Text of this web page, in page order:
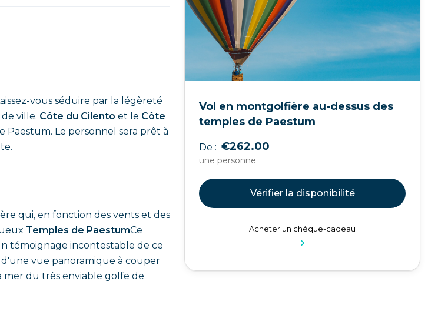
vous séduire par la légèreté
ville. Côte du Cilento et le Côte
Paestum. Le personnel sera prêt à
qui, en fonction des vents et des
Temples de PaestumCe
témoignage incontestable de ce
vue panoramique à couper
mer du très enviable golfe de
Vol en montgolfière au-dessus des
temples de Paestum
De : €262.00
une personne
Vérifier la disponibilité
Acheter un chèque-cadeau